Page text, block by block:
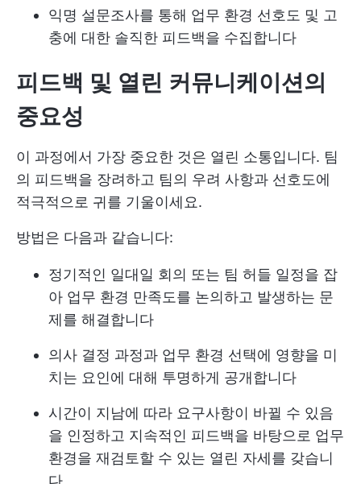
익명 설문조사를 통해 업무 환경 선호도 및 고
충에 대한 솔직한 피드백을 수집합니다
피드백 및 열린 커뮤니케이션의
중요성
이 과정에서 가장 중요한 것은 열린 소통입니다. 팀
의 피드백을 장려하고 팀의 우려 사항과 선호도에
적극적으로 귀를 기울이세요.
방법은 다음과 같습니다:
정기적인 일대일 회의 또는 팀 허들 일정을 잡
아 업무 환경 만족도를 논의하고 발생하는 문
제를 해결합니다
의사 결정 과정과 업무 환경 선택에 영향을 미
치는 요인에 대해 투명하게 공개합니다
시간이 지남에 따라 요구사항이 바뀔 수 있음
을 인정하고 지속적인 피드백을 바탕으로 업무
환경을 재검토할 수 있는 열린 자세를 갖습니
다